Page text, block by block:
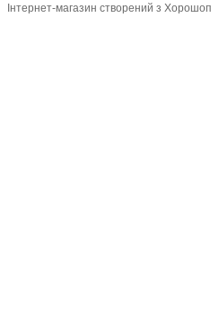
Інтернет-магазин створений з Хорошоп